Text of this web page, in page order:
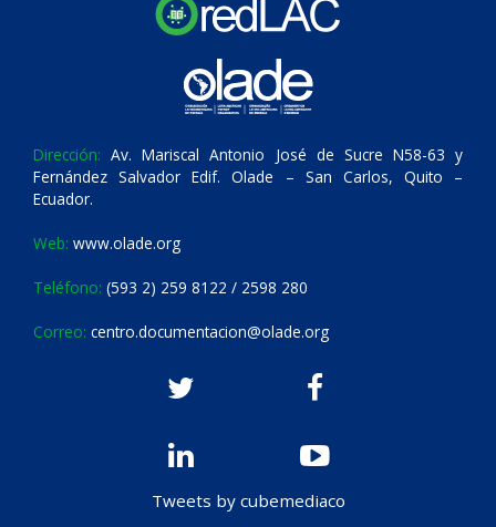
Dirección: Av. Mariscal Antonio José de Sucre N58-63 y
Fernández Salvador Edif. Olade – San Carlos, Quito –
Ecuador.
Web: www.olade.org
Teléfono: (593 2) 259 8122 / 2598 280
Correo: centro.documentacion@olade.org
Tweets by cubemediaco